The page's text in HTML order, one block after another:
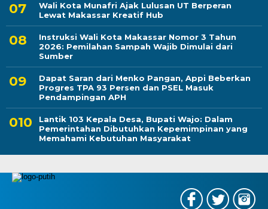
Wali Kota Munafri Ajak Lulusan UT Berperan
Lewat Makassar Kreatif Hub
Instruksi Wali Kota Makassar Nomor 3 Tahun
2026: Pemilahan Sampah Wajib Dimulai dari
Sumber
Dapat Saran dari Menko Pangan, Appi Beberkan
Progres TPA 93 Persen dan PSEL Masuk
Pendampingan APH
Lantik 103 Kepala Desa, Bupati Wajo: Dalam
Pemerintahan Dibutuhkan Kepemimpinan yang
Memahami Kebutuhan Masyarakat